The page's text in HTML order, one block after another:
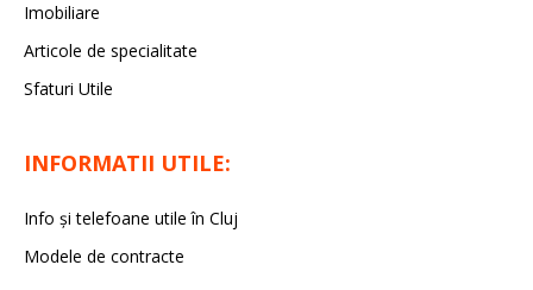
Imobiliare
Articole de specialitate
Sfaturi Utile
INFORMATII UTILE:
Info și telefoane utile în Cluj
Modele de contracte